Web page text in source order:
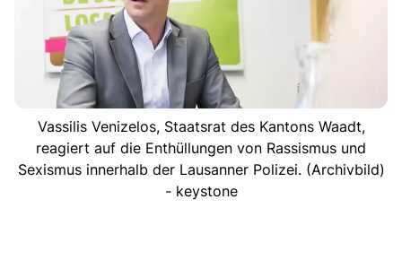
Vassilis Venizelos, Staatsrat des Kantons Waadt,
reagiert auf die Enthüllungen von Rassismus und
Sexismus innerhalb der Lausanner Polizei. (Archivbild)
- keystone